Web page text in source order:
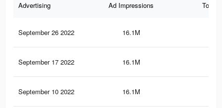
Advertising Ad Impressions Total
September 26 2022 16.1M
September 17 2022 16.1M
September 10 2022 16.1M